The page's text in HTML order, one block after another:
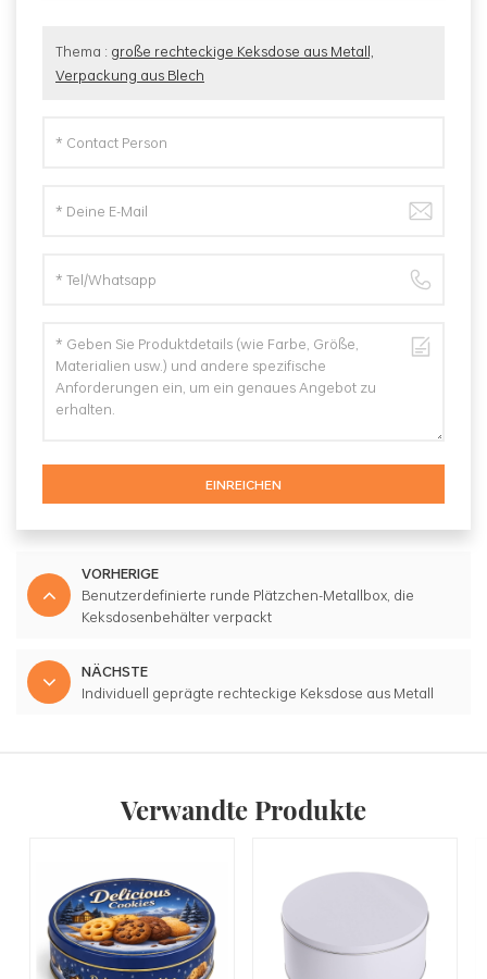
Thema : große rechteckige Keksdose aus Metall,
Verpackung aus Blech
EINREICHEN
VORHERIGE
Benutzerdefinierte runde Plätzchen-Metallbox, die
Keksdosenbehälter verpackt
NÄCHSTE
Individuell geprägte rechteckige Keksdose aus Metall
Verwandte Produkte